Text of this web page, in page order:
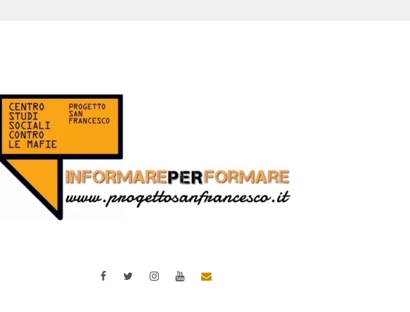
FacebookTwitterInstagramYouTubeEmail